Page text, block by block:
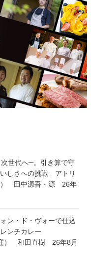
世代へ─。引き算で守
しさへの挑戦 アトリ
） 田中源吾・源 26年
ン・ド・ヴォーで仕込
ンチカレー
） 和田直樹 26年8月